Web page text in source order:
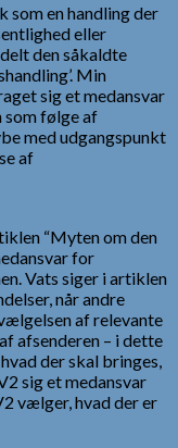
en handling der
eller
den såkaldte
Min
sig et medansvar
følge af
med udgangspunkt
af
“Myten om den
for
Vats siger i artiklen
når andre
af relevante
afsenderen – i dette
der skal bringes,
sig et medansvar
vælger, hvad der er